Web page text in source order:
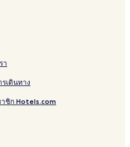
า
เดินทาง
ชิก Hotels.com